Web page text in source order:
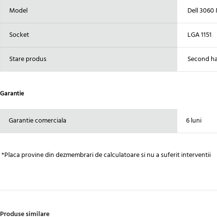
Model Dell 3060
Socket LGA 1151
Stare produs Second
Garantie
Garantie comerciala 6 luni
*Placa provine din dezmembrari de calculatoare si nu a suferit interventii
Produse similare